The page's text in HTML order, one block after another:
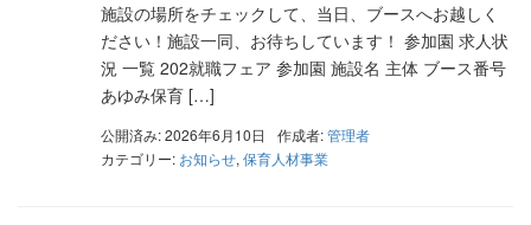
施設の場所をチェックして、当日、ブースへお越しく
ださい！施設一同、お待ちしています！ 参加園 求人状
況 一覧 202就職フェア 参加園 施設名 主体 ブース番号
あゆみ保育 […]
公開済み: 2026年6月10日 作成者:管理者
カテゴリー: お知らせ, 保育人材事業